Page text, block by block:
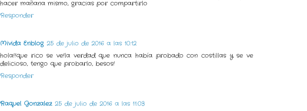
hacer mañana mismo, gracias por compartirlo
Responder
Mivida Enblog 25 de julio de 2016 a las 10:12
hola!!que rico se ve!la verdad que nunca había probado con costillas y se ve
delicioso, tengo que probarlo, besos!
Responder
Raquel Gonzalez 25 de julio de 2016 a las 11:03